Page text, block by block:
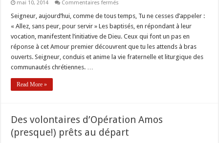
mai 10, 2014 Commentaires fermés
pour
vocations
Seigneur, aujourd’hui, comme de tous temps, Tu ne cesses d’appeler :
« Allez, sans peur, pour servir » Les baptisés, en répondant à leur
vocation, manifestent l’initiative de Dieu. Ceux qui font un pas en
réponse à cet Amour premier découvrent que tu les attends à bras
ouverts. Seigneur, conduis et anime la vie fraternelle et liturgique des
communautés chrétiennes. …
Read More »
Des volontaires d’Opération Amos
(presque!) prêts au départ